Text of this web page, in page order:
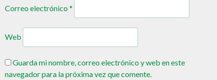
Correo electrónico*
Web
Guarda mi nombre, correo electrónico y web en este
navegador para la próxima vez que comente.